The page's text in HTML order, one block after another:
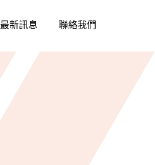
最新訊息 聯絡我們